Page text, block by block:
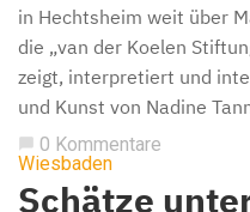
in Hechtsheim weit über
die „van der Koelen
zeigt, interpretiert und
und Kunst von Nadine
chat_bubble 0 Kommentare
Wiesbaden
Schätze